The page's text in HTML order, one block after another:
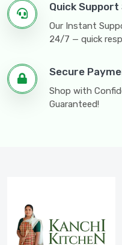
Quick
Our Instant
24/7 — quick
Secure
Shop with
Guaranteed!